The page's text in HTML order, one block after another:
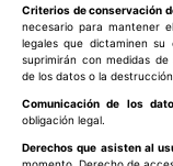
Criterios de conservación
necesario para mantener
legales que dictaminen
suprimirán con medidas
de los datos o la
Comunicación de los
obligación legal.
Derechos que asisten al